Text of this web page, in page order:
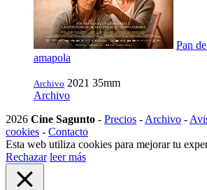
Pan
amapola
Archivo 2021 35mm
Archivo
2026 Cine Sagunto - Precios - Archivo -
cookies - Contacto
Esta web utiliza cookies para mejorar tu
Rechazar leer más